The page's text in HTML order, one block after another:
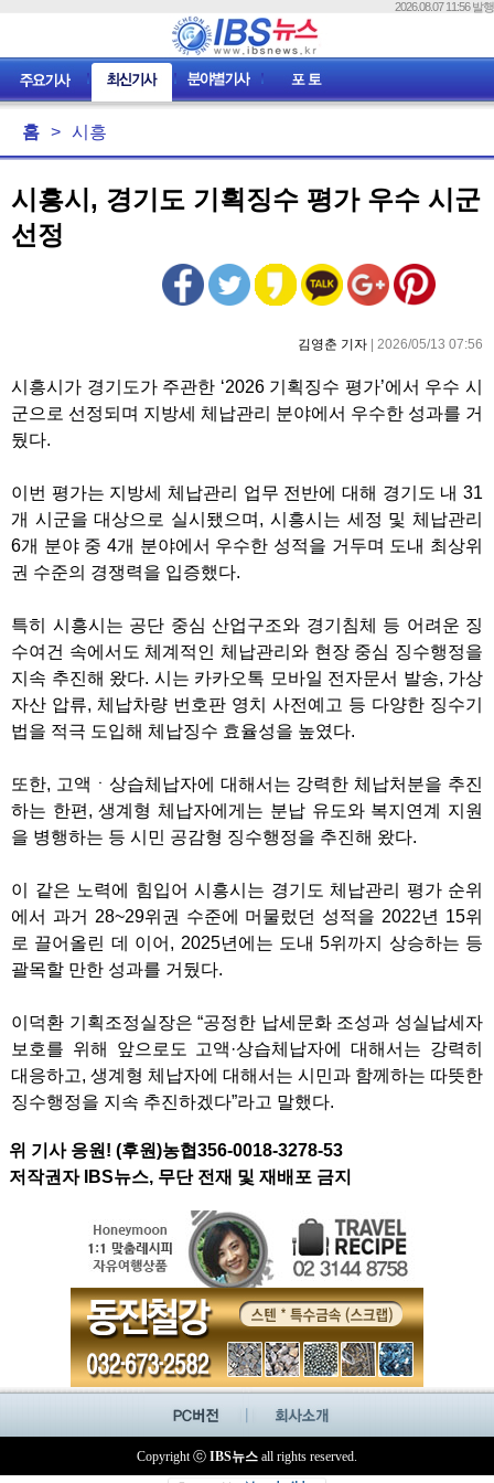
2026.08.07 11:56 발행
홈 > 시흥
시흥시, 경기도 기획징수 평가 우수 시군
선정
김영춘 기자 | 2026/05/13 07:56
시흥시가 경기도가 주관한 ‘2026 기획징수 평가’에서 우수 시
군으로 선정되며 지방세 체납관리 분야에서 우수한 성과를 거
뒀다.
이번 평가는 지방세 체납관리 업무 전반에 대해 경기도 내 31
개 시군을 대상으로 실시됐으며, 시흥시는 세정 및 체납관리
6개 분야 중 4개 분야에서 우수한 성적을 거두며 도내 최상위
권 수준의 경쟁력을 입증했다.
특히 시흥시는 공단 중심 산업구조와 경기침체 등 어려운 징
수여건 속에서도 체계적인 체납관리와 현장 중심 징수행정을
지속 추진해 왔다. 시는 카카오톡 모바일 전자문서 발송, 가상
자산 압류, 체납차량 번호판 영치 사전예고 등 다양한 징수기
법을 적극 도입해 체납징수 효율성을 높였다.
또한, 고액ㆍ상습체납자에 대해서는 강력한 체납처분을 추진
하는 한편, 생계형 체납자에게는 분납 유도와 복지연계 지원
을 병행하는 등 시민 공감형 징수행정을 추진해 왔다.
이 같은 노력에 힘입어 시흥시는 경기도 체납관리 평가 순위
에서 과거 28~29위권 수준에 머물렀던 성적을 2022년 15위
로 끌어올린 데 이어, 2025년에는 도내 5위까지 상승하는 등
괄목할 만한 성과를 거뒀다.
이덕환 기획조정실장은 “공정한 납세문화 조성과 성실납세자
보호를 위해 앞으로도 고액·상습체납자에 대해서는 강력히
대응하고, 생계형 체납자에 대해서는 시민과 함께하는 따뜻한
징수행정을 지속 추진하겠다”라고 말했다.
위 기사 응원! (후원)농협356-0018-3278-53
저작권자 IBS뉴스, 무단 전재 및 재배포 금지
Copyright ⓒ IBS뉴스 all rights reserved.